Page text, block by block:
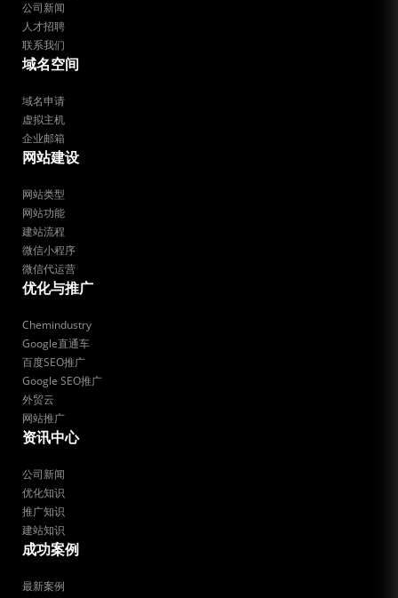
公司新闻
人才招聘
联系我们
域名空间
域名申请
虚拟主机
企业邮箱
网站建设
网站类型
网站功能
建站流程
微信小程序
微信代运营
优化与推广
Chemindustry
Google直通车
百度SEO推广
Google SEO推广
外贸云
网站推广
资讯中心
公司新闻
优化知识
推广知识
建站知识
成功案例
最新案例